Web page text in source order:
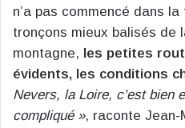
n’a pas commencé dans
tronçons mieux balisés de
montagne, les petites
évidents, les conditions
Nevers, la Loire, c’est bien
compliqué », raconte Jean-